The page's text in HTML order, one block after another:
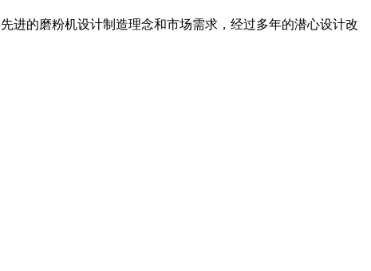
进的磨粉机设计制造理念和市场需求，经过多年的潜心设计改